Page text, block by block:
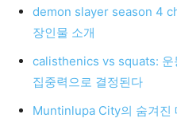
demon slayer season 4
장인물 소개
calisthenics vs squats: 운
집중력으로 결정된다
Muntinlupa City의 숨겨진